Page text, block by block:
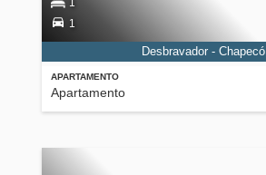
APARTAMENTO
Apartamento
1
1
Desbravador - Chapecó